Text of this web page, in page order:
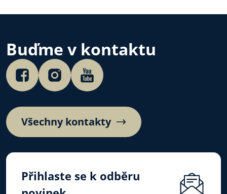
Škoda, že nebylo možné
uvedením jeho vizí do
života…
Buďme v kontaktu
Všechny kontakty
Přihlaste se k odběru